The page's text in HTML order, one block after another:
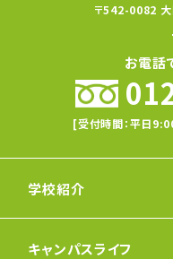
〒542-0082
お電話
[受付時間：平日
学校紹介
キャンパスライフ